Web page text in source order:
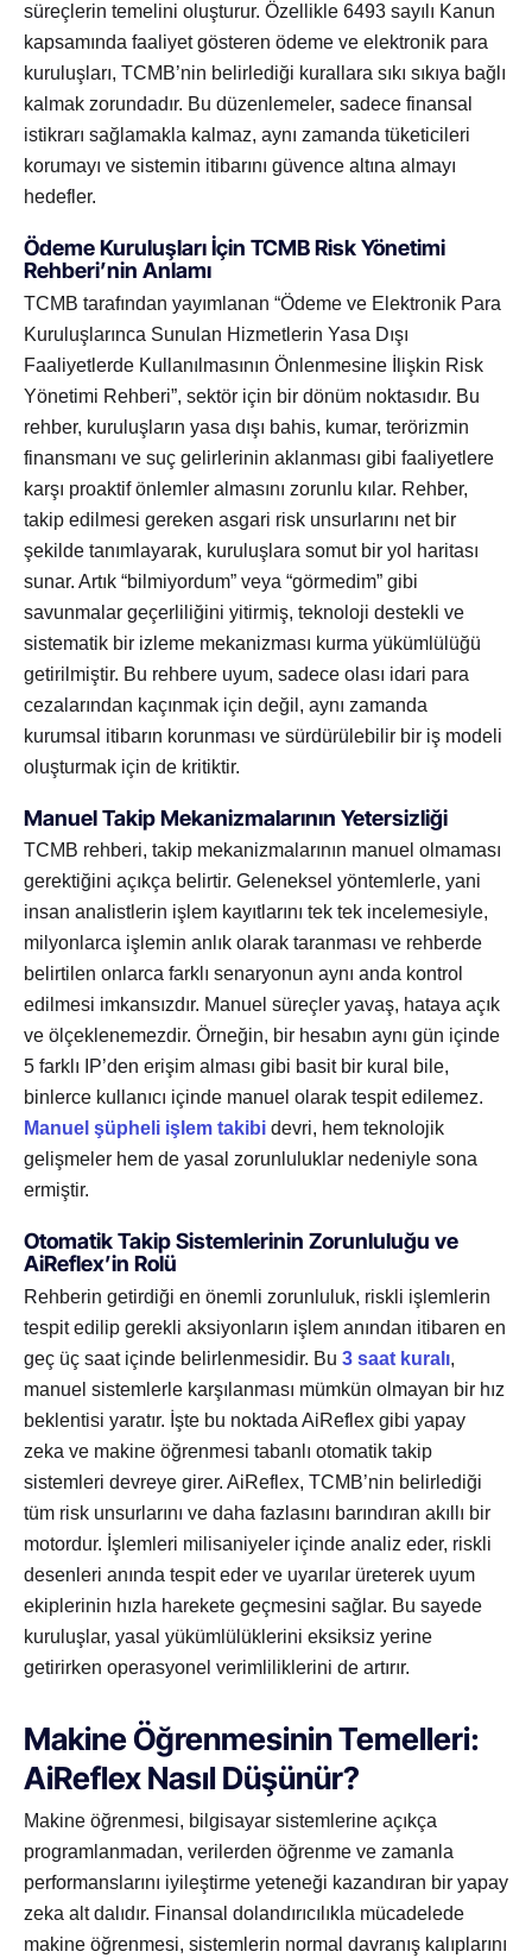
süreçlerin temelini oluşturur. Özellikle 6493 sayılı Kanun
kapsamında faaliyet gösteren ödeme ve elektronik para
kuruluşları, TCMB’nin belirlediği kurallara sıkı sıkıya bağlı
kalmak zorundadır. Bu düzenlemeler, sadece finansal
istikrarı sağlamakla kalmaz, aynı zamanda tüketicileri
korumayı ve sistemin itibarını güvence altına almayı
hedefler.
Ödeme Kuruluşları İçin TCMB Risk Yönetimi
Rehberi’nin Anlamı
TCMB tarafından yayımlanan “Ödeme ve Elektronik Para
Kuruluşlarınca Sunulan Hizmetlerin Yasa Dışı
Faaliyetlerde Kullanılmasının Önlenmesine İlişkin Risk
Yönetimi Rehberi”, sektör için bir dönüm noktasıdır. Bu
rehber, kuruluşların yasa dışı bahis, kumar, terörizmin
finansmanı ve suç gelirlerinin aklanması gibi faaliyetlere
karşı proaktif önlemler almasını zorunlu kılar. Rehber,
takip edilmesi gereken asgari risk unsurlarını net bir
şekilde tanımlayarak, kuruluşlara somut bir yol haritası
sunar. Artık “bilmiyordum” veya “görmedim” gibi
savunmalar geçerliliğini yitirmiş, teknoloji destekli ve
sistematik bir izleme mekanizması kurma yükümlülüğü
getirilmiştir. Bu rehbere uyum, sadece olası idari para
cezalarından kaçınmak için değil, aynı zamanda
kurumsal itibarın korunması ve sürdürülebilir bir iş modeli
oluşturmak için de kritiktir.
Manuel Takip Mekanizmalarının Yetersizliği
TCMB rehberi, takip mekanizmalarının manuel olmaması
gerektiğini açıkça belirtir. Geleneksel yöntemlerle, yani
insan analistlerin işlem kayıtlarını tek tek incelemesiyle,
milyonlarca işlemin anlık olarak taranması ve rehberde
belirtilen onlarca farklı senaryonun aynı anda kontrol
edilmesi imkansızdır. Manuel süreçler yavaş, hataya açık
ve ölçeklenemezdir. Örneğin, bir hesabın aynı gün içinde
5 farklı IP’den erişim alması gibi basit bir kural bile,
binlerce kullanıcı içinde manuel olarak tespit edilemez.
Manuel şüpheli işlem takibi devri, hem teknolojik
gelişmeler hem de yasal zorunluluklar nedeniyle sona
ermiştir.
Otomatik Takip Sistemlerinin Zorunluluğu ve
AiReflex’in Rolü
Rehberin getirdiği en önemli zorunluluk, riskli işlemlerin
tespit edilip gerekli aksiyonların işlem anından itibaren en
geç üç saat içinde belirlenmesidir. Bu 3 saat kuralı,
manuel sistemlerle karşılanması mümkün olmayan bir hız
beklentisi yaratır. İşte bu noktada AiReflex gibi yapay
zeka ve makine öğrenmesi tabanlı otomatik takip
sistemleri devreye girer. AiReflex, TCMB’nin belirlediği
tüm risk unsurlarını ve daha fazlasını barındıran akıllı bir
motordur. İşlemleri milisaniyeler içinde analiz eder, riskli
desenleri anında tespit eder ve uyarılar üreterek uyum
ekiplerinin hızla harekete geçmesini sağlar. Bu sayede
kuruluşlar, yasal yükümlülüklerini eksiksiz yerine
getirirken operasyonel verimliliklerini de artırır.
Makine Öğrenmesinin Temelleri:
AiReflex Nasıl Düşünür?
Makine öğrenmesi, bilgisayar sistemlerine açıkça
programlanmadan, verilerden öğrenme ve zamanla
performanslarını iyileştirme yeteneği kazandıran bir yapay
zeka alt dalıdır. Finansal dolandırıcılıkla mücadelede
makine öğrenmesi, sistemlerin normal davranış kalıplarını